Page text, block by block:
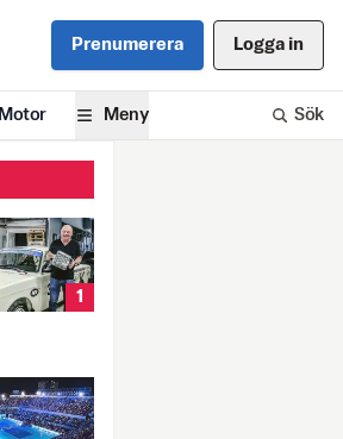
Prenumerera Logga in
Motor Meny Sök
1